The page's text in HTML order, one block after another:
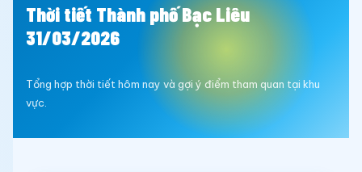
Thời tiết Thành phố Bạc Liêu
31/03/2026
Tổng hợp thời tiết hôm nay và gợi ý điểm tham quan tại khu
vực.